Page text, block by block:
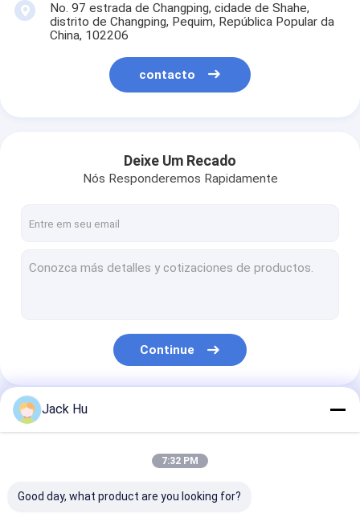
No. 97 estrada de Changping, cidade de Shahe,
distrito de Changping, Pequim, República Popular da
China, 102206
contacto
Deixe Um Recado
Nós Responderemos Rapidamente
Continue
Nossas Categorias
Jack Hu
7:32 PM
Good day, what product are you looking for?